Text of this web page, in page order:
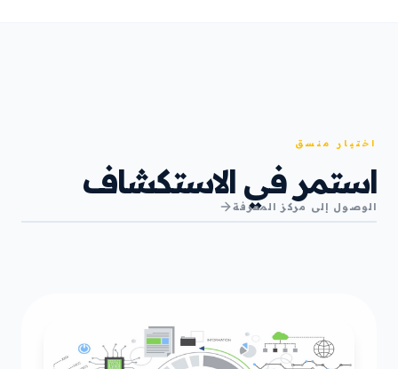
اختيار منسق
استمر في الاستكشاف
الوصول إلى مركز المعرفة